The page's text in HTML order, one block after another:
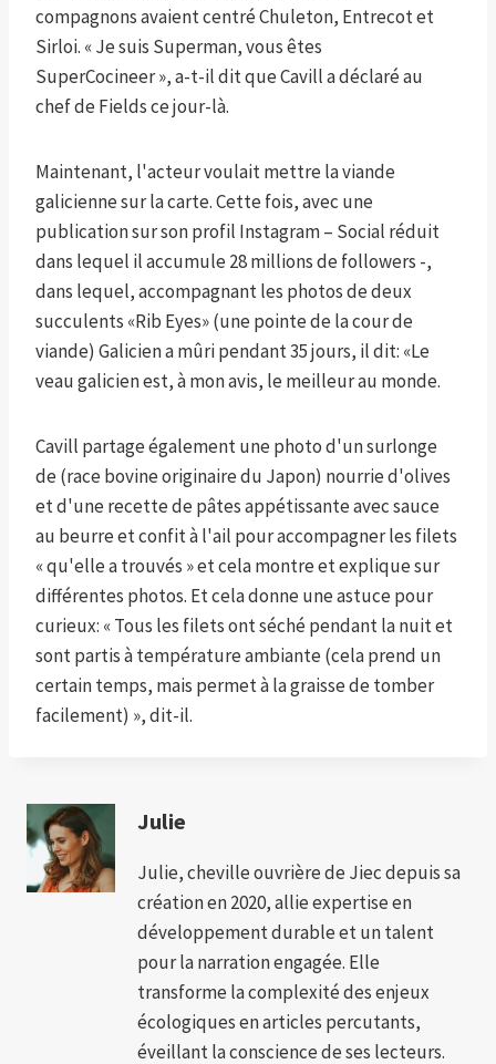
compagnons avaient centré Chuleton, Entrecot et
Sirloi. « Je suis Superman, vous êtes
SuperCocineer », a-t-il dit que Cavill a déclaré au
chef de Fields ce jour-là.
Maintenant, l'acteur voulait mettre la viande
galicienne sur la carte. Cette fois, avec une
publication sur son profil Instagram – Social réduit
dans lequel il accumule 28 millions de followers -,
dans lequel, accompagnant les photos de deux
succulents «Rib Eyes» (une pointe de la cour de
viande) Galicien a mûri pendant 35 jours, il dit: «Le
veau galicien est, à mon avis, le meilleur au monde.
Cavill partage également une photo d'un surlonge
de (race bovine originaire du Japon) nourrie d'olives
et d'une recette de pâtes appétissante avec sauce
au beurre et confit à l'ail pour accompagner les filets
« qu'elle a trouvés » et cela montre et explique sur
différentes photos. Et cela donne une astuce pour
curieux: « Tous les filets ont séché pendant la nuit et
sont partis à température ambiante (cela prend un
certain temps, mais permet à la graisse de tomber
facilement) », dit-il.
Julie
Julie, cheville ouvrière de Jiec depuis sa
création en 2020, allie expertise en
développement durable et un talent
pour la narration engagée. Elle
transforme la complexité des enjeux
écologiques en articles percutants,
éveillant la conscience de ses lecteurs.